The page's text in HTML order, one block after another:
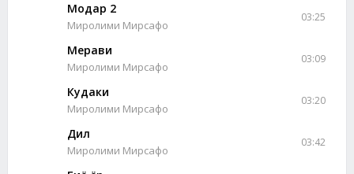
Модар 2
Миролими Мирсафо
03:25
Мерави
Миролими Мирсафо
03:09
Кудаки
Миролими Мирсафо
03:20
Дил
Миролими Мирсафо
03:42